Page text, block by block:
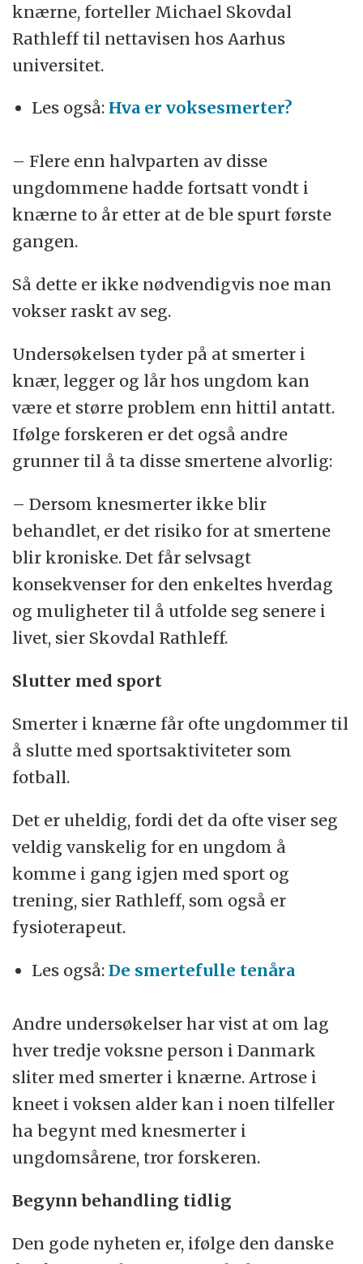
knærne, forteller Michael Skovdal
Rathleff til nettavisen hos Aarhus
universitet.
Les også: Hva er voksesmerter?
– Flere enn halvparten av disse
ungdommene hadde fortsatt vondt i
knærne to år etter at de ble spurt første
gangen.
Så dette er ikke nødvendigvis noe man
vokser raskt av seg.
Undersøkelsen tyder på at smerter i
knær, legger og lår hos ungdom kan
være et større problem enn hittil antatt.
Ifølge forskeren er det også andre
grunner til å ta disse smertene alvorlig:
– Dersom knesmerter ikke blir
behandlet, er det risiko for at smertene
blir kroniske. Det får selvsagt
konsekvenser for den enkeltes hverdag
og muligheter til å utfolde seg senere i
livet, sier Skovdal Rathleff.
Slutter med sport
Smerter i knærne får ofte ungdommer til
å slutte med sportsaktiviteter som
fotball.
Det er uheldig, fordi det da ofte viser seg
veldig vanskelig for en ungdom å
komme i gang igjen med sport og
trening, sier Rathleff, som også er
fysioterapeut.
Les også:De smertefulle tenåra
Andre undersøkelser har vist at om lag
hver tredje voksne person i Danmark
sliter med smerter i knærne. Artrose i
kneet i voksen alder kan i noen tilfeller
ha begynt med knesmerter i
ungdomsårene, tror forskeren.
Begynn behandling tidlig
Den gode nyheten er, ifølge den danske